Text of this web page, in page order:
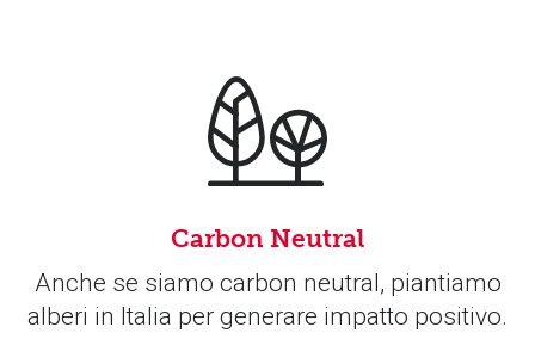
Carbon Neutral
Anche se siamo carbon neutral, piantiamo
alberi in Italia per generare impatto positivo.